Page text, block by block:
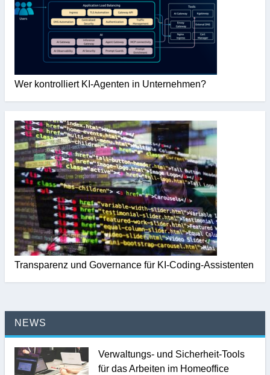
Wer kontrolliert KI-Agenten in Unternehmen?
Transparenz und Governance für KI-Coding-Assistenten
NEWS
Verwaltungs- und Sicherheit-Tools
für das Arbeiten im Homeoffice